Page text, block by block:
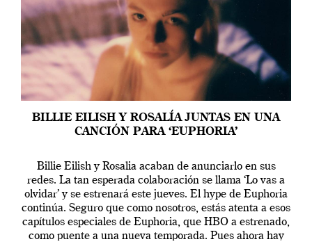
BILLIE EILISH Y ROSALÍA JUNTAS EN UNA
CANCIÓN PARA ‘EUPHORIA’
Billie Eilish y Rosalia acaban de anunciarlo en sus
redes. La tan esperada colaboración se llama ‘Lo vas a
olvidar’ y se estrenará este jueves. El hype de Euphoria
continúa. Seguro que como nosotros, estás atenta a esos
capítulos especiales de Euphoria, que HBO a estrenado,
como puente a una nueva temporada. Pues ahora hay